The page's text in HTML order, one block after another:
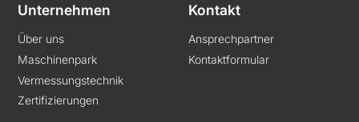
Unternehmen
Über uns
Maschinenpark
Vermessungstechnik
Zertifizierungen
Kontakt
Ansprechpartner
Kontaktformular